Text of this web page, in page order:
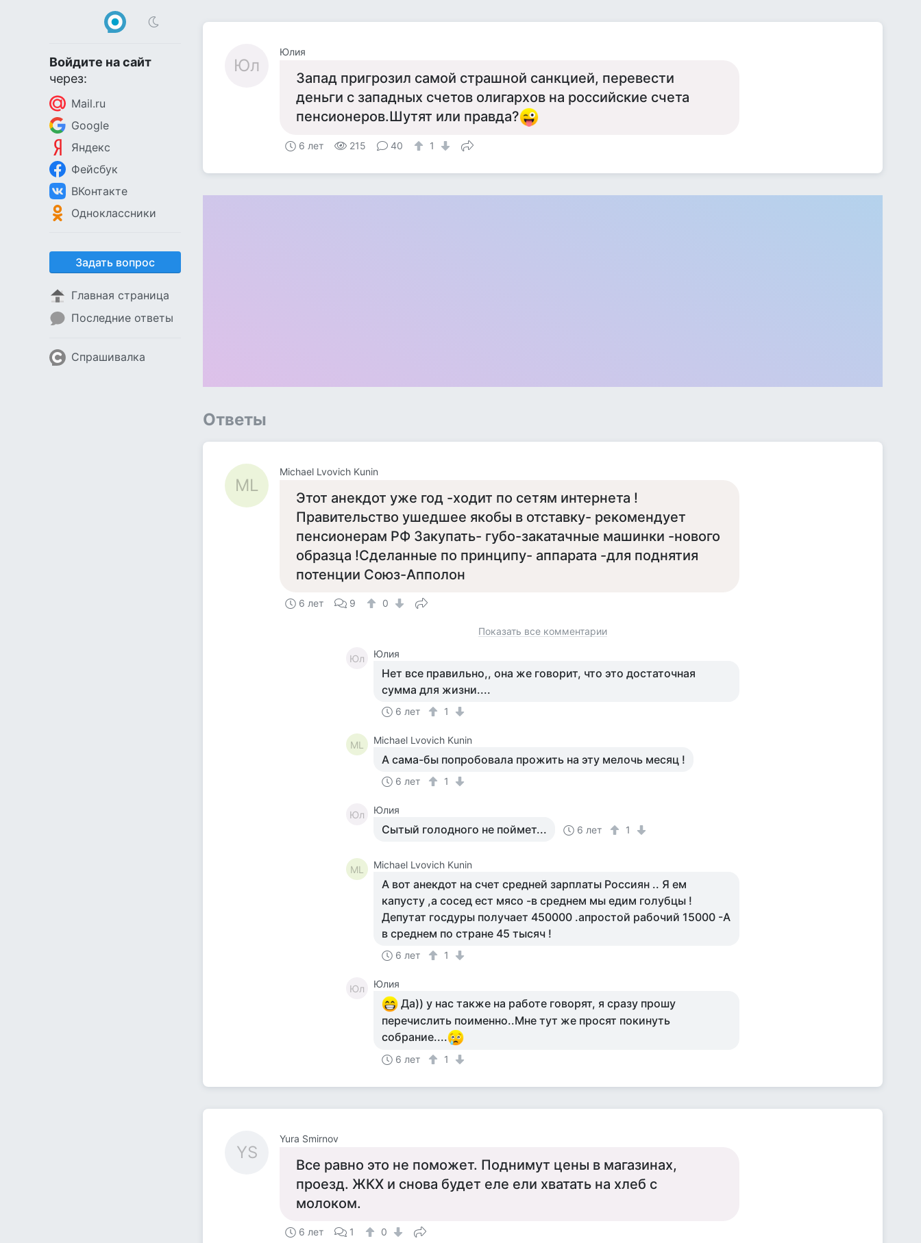
Войдите на сайт
через:
Mail.ru
Google
Яндекс
Фейсбук
ВКонтакте
Одноклассники
Задать вопрос
Главная страница
Последние ответы
Спрашивалка
Юл
Юлия
Запад пригрозил самой страшной санкцией, перевести
деньги с западных счетов олигархов на российские счета
пенсионеров.Шутят или правда?
6 лет 215 40 1
Ответы
ML
Michael Lvovich Kunin
Этот анекдот уже год -ходит по сетям интернета !
Правительство ушедшее якобы в отставку- рекомендует
пенсионерам РФ Закупать- губо-закатачные машинки -нового
образца !Сделанные по принципу- аппарата -для поднятия
потенции Союз-Апполон
6 лет 9 0
Показать все комментарии
Юл Юлия
Нет все правильно,, она же говорит, что это достаточная
сумма для жизни....
6 лет 1
ML Michael Lvovich Kunin
А сама-бы попробовала прожить на эту мелочь месяц !
6 лет 1
Юл Юлия
Сытый голодного не поймет... 6 лет 1
ML Michael Lvovich Kunin
А вот анекдот на счет средней зарплаты Россиян .. Я ем
капусту ,а сосед ест мясо -в среднем мы едим голубцы !
Депутат госдуры получает 450000 .апростой рабочий 15000 -А
в среднем по стране 45 тысяч !
6 лет 1
Юл Юлия
Да)) у нас также на работе говорят, я сразу прошу
перечислить поименно..Мне тут же просят покинуть
собрание....
6 лет 1
YS
Yura Smirnov
Все равно это не поможет. Поднимут цены в магазинах,
проезд. ЖКХ и снова будет еле ели хватать на хлеб с
молоком.
6 лет 1 0